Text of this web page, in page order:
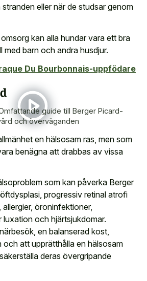
eller när de studsar genom
kan alla hundar vara ett bra
med barn och andra husdjur.
Du Bourbonnais-uppfödare
guide till Berger Picard-
och överväganden
en hälsosam ras, men som
benägna att drabbas av vissa
som kan påverka Berger
progressiv retinal atrofi
öroninfektioner,
och hjärtsjukdomar.
en balanserad kost,
och att upprätthålla en hälsosam
deras övergripande